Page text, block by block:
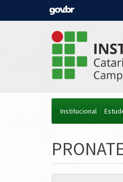
Institucional